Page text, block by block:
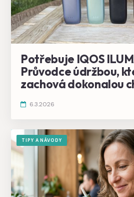
Potřebuje IQOS
Průvodce údržbou,
zachová dokonalou
6.3.2026
TIPY A NÁVODY